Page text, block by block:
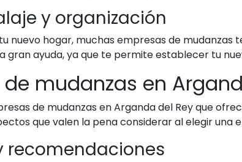
y organización
nuevo hogar, muchas empresas de
gran ayuda, ya que te permite establecer tu
de mudanzas en
de mudanzas en Arganda del Rey que
que valen la pena considerar al elegir una
recomendaciones